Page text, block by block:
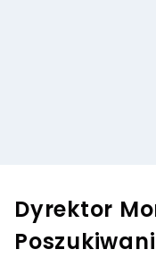
Dyrektor